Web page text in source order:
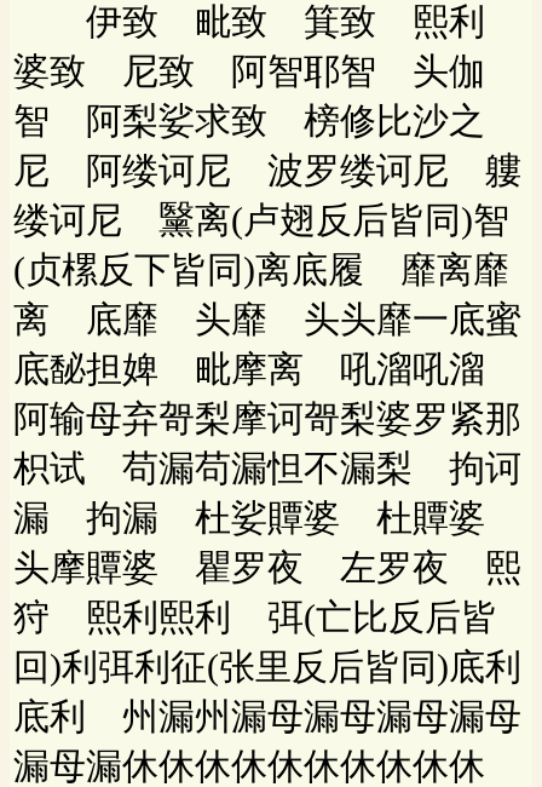
伊致 毗致 箕致 熙利
婆致 尼致 阿智耶智 头伽
智 阿梨娑求致 榜修比沙之
尼 阿缕诃尼 波罗缕诃尼 軁
缕诃尼 黳离(卢翅反后皆同)智
(贞樏反下皆同)离底履 靡离靡
离 底靡 头靡 头头靡一底蜜
底馝担婢 毗摩离 吼溜吼溜
阿输母弃哿梨摩诃哿梨婆罗紧那
枳试 苟漏苟漏怛不漏梨 拘诃
漏 拘漏 杜娑贉婆 杜贉婆
头摩贉婆 瞿罗夜 左罗夜 熙
狩 熙利熙利 弭(亡比反后皆
回)利弭利征(张里反后皆同)底利
底利 州漏州漏母漏母漏母漏母
漏母漏休休休休休休休休休休